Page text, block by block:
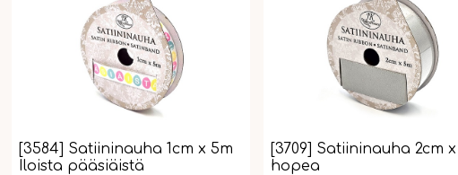
[3584] Satiininauha 1cm x 5m
Iloista pääsiäistä
[3709] Satiininauha 2cm
hopea